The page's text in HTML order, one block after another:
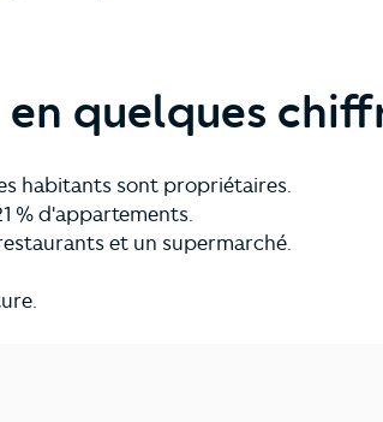
quelques
habitants sont propriétaires.
% d'appartements.
et un supermarché.